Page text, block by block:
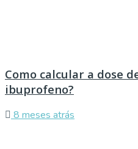
Como calcular a dose
ibuprofeno?
8 meses atrás